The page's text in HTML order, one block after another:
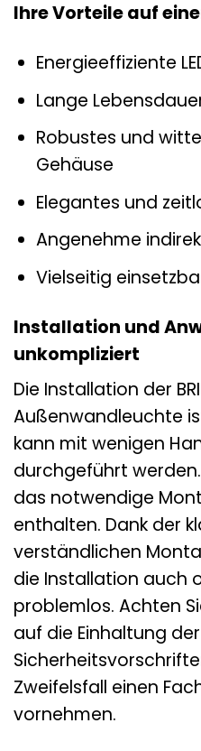
Ihre Vorteile auf
Energieeffiziente
Lange
Robustes und
Gehäuse
Elegantes und
Angenehme
Vielseitig
Installation und
unkompliziert
Die Installation der
Außenwandleuchte
kann mit wenigen
durchgeführt
das notwendige
enthalten. Dank der
verständlichen
die Installation auch
problemlos. Achten
auf die Einhaltung der
Zweifelsfall einen
vornehmen.